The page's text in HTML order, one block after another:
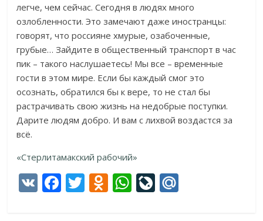
легче, чем сейчас. Сегодня в людях много
озлобленности. Это замечают даже иностранцы:
говорят, что россияне хмурые, озабоченные,
грубые… Зайдите в общественный транспорт в час
пик – такого наслушаетесь! Мы все – временные
гости в этом мире. Если бы каждый смог это
осознать, обратился бы к вере, то не стал бы
растрачивать свою жизнь на недобрые поступки.
Дарите людям добро. И вам с лихвой воздастся за
всё.
«Стерлитамакский рабочий»
V
K
F
ac
T
w
O
d
W
h
Li
v